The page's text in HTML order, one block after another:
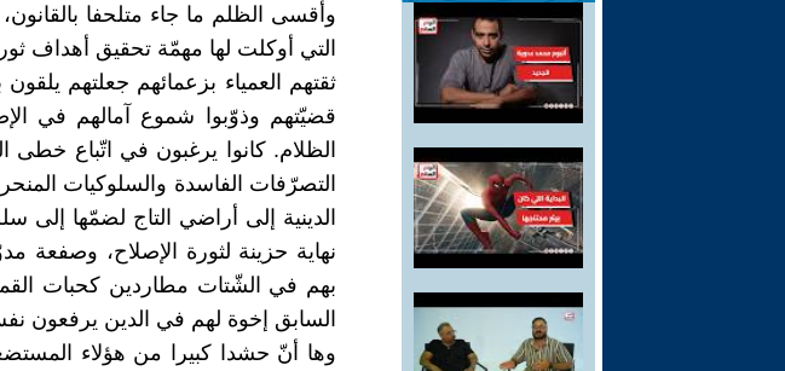
وأقسى الظلم ما جاء متلحفا
التي أوكلت لها مهمّة تحقيق أهداف
ثقتهم العمياء بزعمائهم جعلتهم يلقون
قضيّتهم وذوّبوا شموع آمالهم في
الظلام. كانوا يرغبون في اتّباع خطى
التصرّفات الفاسدة والسلوكيات
الدينية إلى أراضي التاج لضمّها إلى
نهاية حزينة لثورة الإصلاح، وصفعة
بهم في الشّتات مطاردين كحبات
السابق إخوة لهم في الدين يرفعون
وها أنّ حشدا كبيرا من هؤلاء